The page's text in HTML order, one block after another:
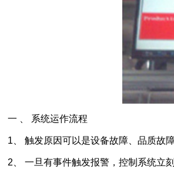
一 、 系统运作流程
1、 触发原因可以是设备故障、品质故
2、 一旦有事件触发报警，控制系统立